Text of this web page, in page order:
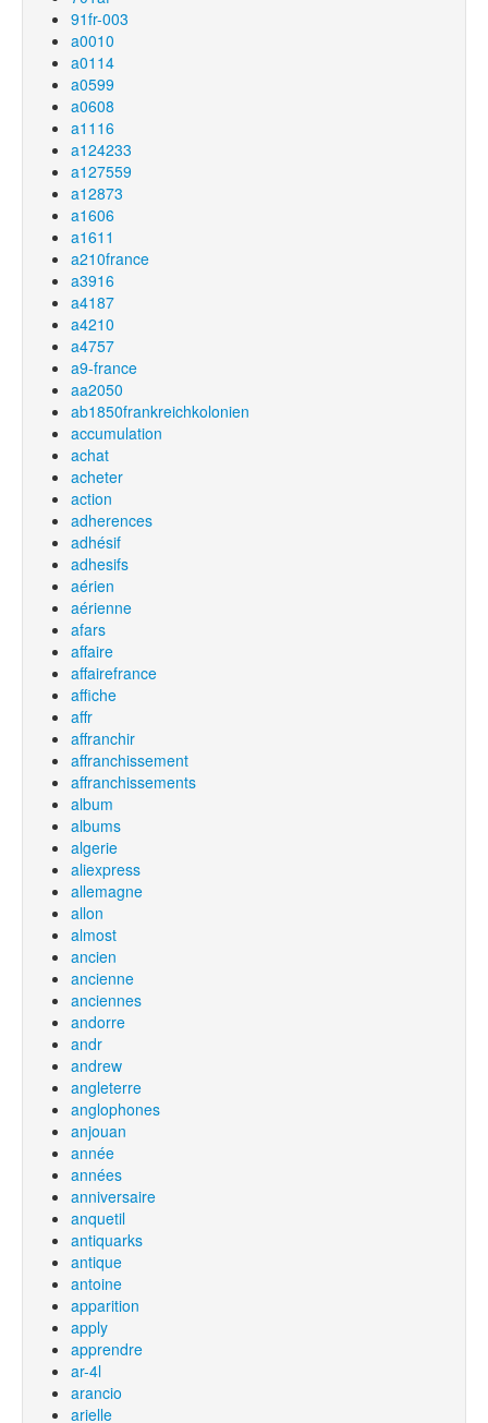
91fr-003
a0010
a0114
a0599
a0608
a1116
a124233
a127559
a12873
a1606
a1611
a210france
a3916
a4187
a4210
a4757
a9-france
aa2050
ab1850frankreichkolonien
accumulation
achat
acheter
action
adherences
adhésif
adhesifs
aérien
aérienne
afars
affaire
affairefrance
affiche
affr
affranchir
affranchissement
affranchissements
album
albums
algerie
aliexpress
allemagne
allon
almost
ancien
ancienne
anciennes
andorre
andr
andrew
angleterre
anglophones
anjouan
année
années
anniversaire
anquetil
antiquarks
antique
antoine
apparition
apply
apprendre
ar-4l
arancio
arielle